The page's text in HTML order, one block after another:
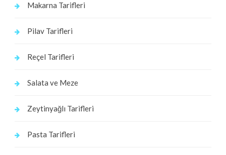
Makarna Tarifleri
Pilav Tarifleri
Reçel Tarifleri
Salata ve Meze
Zeytinyağlı Tarifleri
Pasta Tarifleri